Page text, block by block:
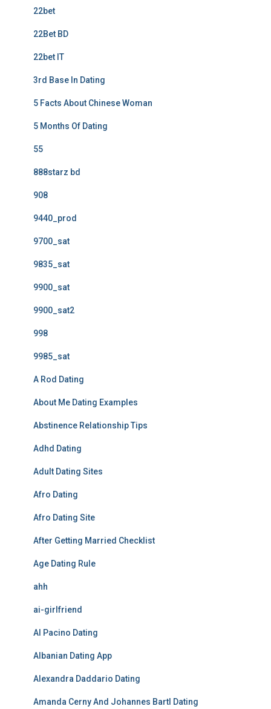
22bet
22Bet BD
22bet IT
3rd Base In Dating
5 Facts About Chinese Woman
5 Months Of Dating
55
888starz bd
908
9440_prod
9700_sat
9835_sat
9900_sat
9900_sat2
998
9985_sat
A Rod Dating
About Me Dating Examples
Abstinence Relationship Tips
Adhd Dating
Adult Dating Sites
Afro Dating
Afro Dating Site
After Getting Married Checklist
Age Dating Rule
ahh
ai-girlfriend
Al Pacino Dating
Albanian Dating App
Alexandra Daddario Dating
Amanda Cerny And Johannes Bartl Dating